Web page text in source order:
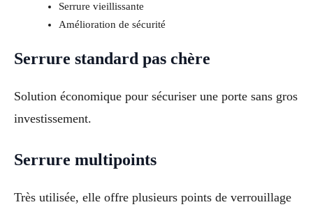
Serrure vieillissante
Amélioration de sécurité
Serrure standard pas chère
Solution économique pour sécuriser une porte sans gros
investissement.
Serrure multipoints
Très utilisée, elle offre plusieurs points de verrouillage